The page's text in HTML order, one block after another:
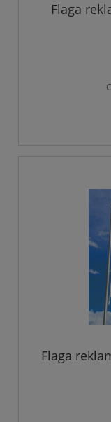
Flaga
Flaga